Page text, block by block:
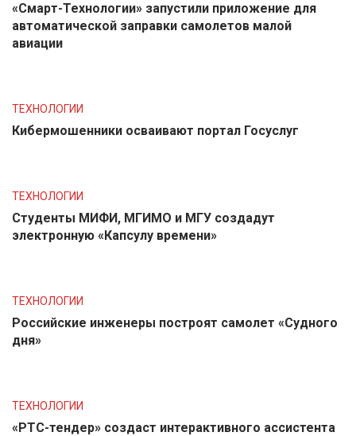
«Смарт-Технологии» запустили приложение для
автоматической заправки самолетов малой
авиации
ТЕХНОЛОГИИ
Кибермошенники осваивают портал Госуслуг
ТЕХНОЛОГИИ
Студенты МИФИ, МГИМО и МГУ создадут
электронную «Капсулу времени»
ТЕХНОЛОГИИ
Российские инженеры построят самолет «Судного
дня»
ТЕХНОЛОГИИ
«РТС-тендер» создаст интерактивного ассистента